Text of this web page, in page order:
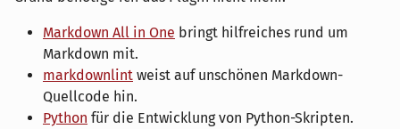
Markdown All in One bringt hilfreiches rund um
Markdown mit.
markdownlint weist auf unschönen Markdown-
Quellcode hin.
Python für die Entwicklung von Python-Skripten.